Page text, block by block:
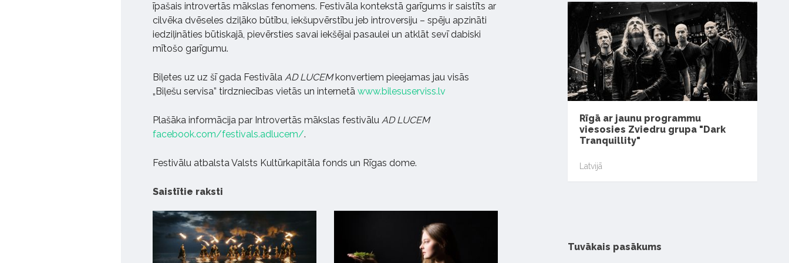
īpašais introvertās mākslas fenomens. Festivāla kontekstā garīgums ir saistīts ar
cilvēka dvēseles dziļāko būtību, iekšupvērstību jeb introversiju – spēju apzināti
iedziļināties būtiskajā, pievērsties savai iekšējai pasaulei un atklāt sevī dabiski
mītošo garīgumu.
Biļetes uz uz šī gada Festivāla AD LUCEMkonvertiem pieejamas jau visās
„Biļešu servisa” tirdzniecības vietās un internetā www.bilesuserviss.lv
Plašāka informācija par Introvertās mākslas festivālu AD LUCEM
facebook.com/festivals.adlucem/.
Festivālu atbalsta Valsts Kultūrkapitāla fonds un Rīgas dome.
Saistītie raksti
Rīgā ar jaunu programmu
viesosies Zviedru grupa "Dark
Tranquillity"
Latvijā
Tuvākais pasākums